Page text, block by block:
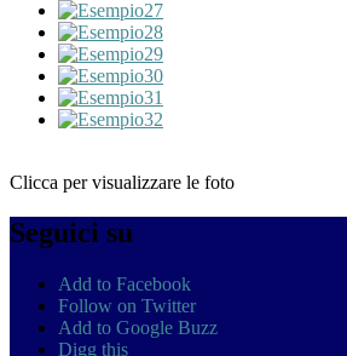
Clicca per visualizzare le foto
Seguici su
Add to Facebook
Follow on Twitter
Add to Google Buzz
Digg this